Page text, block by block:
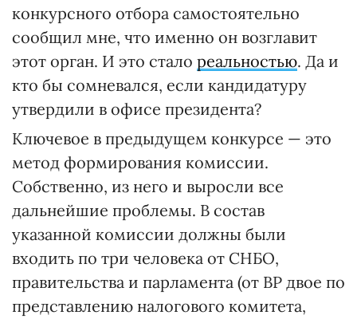
конкурсного отбора самостоятельно
сообщил мне, что именно он возглавит
этот орган. И это стало реальностью. Да и
кто бы сомневался, если кандидатуру
утвердили в офисе президента?
Ключевое в предыдущем конкурсе — это
метод формирования комиссии.
Собственно, из него и выросли все
дальнейшие проблемы. В состав
указанной комиссии должны были
входить по три человека от СНБО,
правительства и парламента (от ВР двое по
представлению налогового комитета,